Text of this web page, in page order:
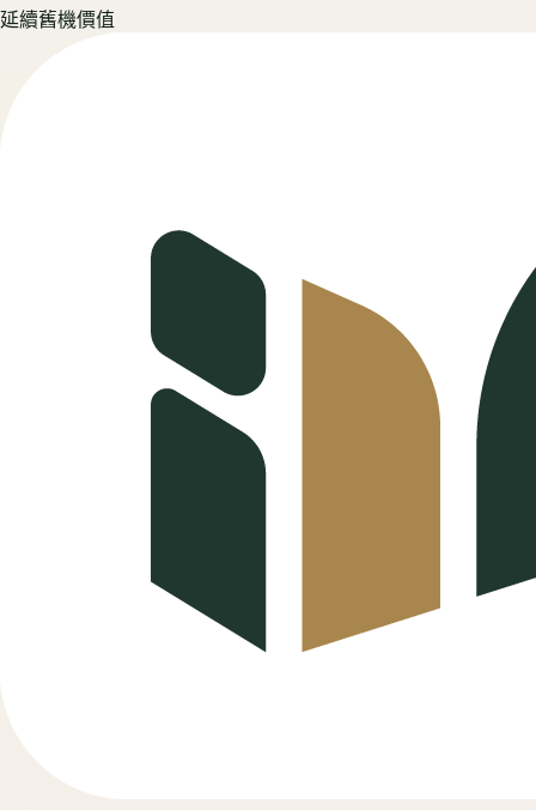
延續舊機價值